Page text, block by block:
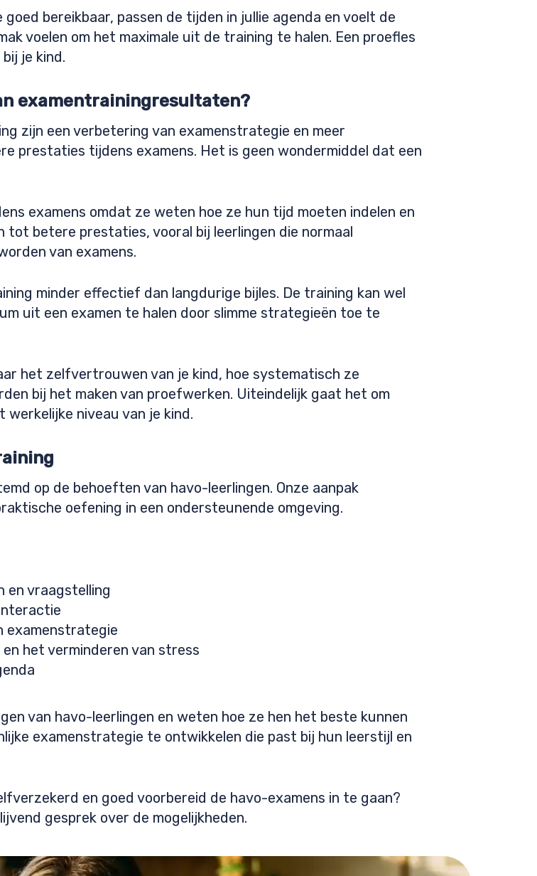
bereikbaar, passen de tijden in jullie agenda en voelt de
voelen om het maximale uit de training te halen. Een proefles
je kind.
examentrainingresultaten?
zijn een verbetering van examenstrategie en meer
prestaties tijdens examens. Het is geen wondermiddel dat een
examens omdat ze weten hoe ze hun tijd moeten indelen en
tot betere prestaties, vooral bij leerlingen die normaal
van examens.
minder effectief dan langdurige bijles. De training kan wel
uit een examen te halen door slimme strategieën toe te
het zelfvertrouwen van je kind, hoe systematisch ze
bij het maken van proefwerken. Uiteindelijk gaat het om
niveau van je kind.
op de behoeften van havo-leerlingen. Onze aanpak
oefening in een ondersteunende omgeving.
en vraagstelling
examenstrategie
het verminderen van stress
van havo-leerlingen en weten hoe ze hen het beste kunnen
examenstrategie te ontwikkelen die past bij hun leerstijl en
en goed voorbereid de havo-examens in te gaan?
gesprek over de mogelijkheden.